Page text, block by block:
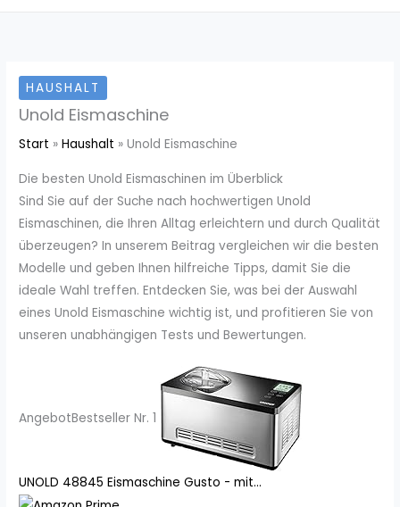
HAUSHALT
Unold Eismaschine
Start Haushalt Unold Eismaschine
Die besten Unold Eismaschinen im Überblick
Sind Sie auf der Suche nach hochwertigen Unold
Eismaschinen, die Ihren Alltag erleichtern und durch Qualität
überzeugen? In unserem Beitrag vergleichen wir die besten
Modelle und geben Ihnen hilfreiche Tipps, damit Sie die
ideale Wahl treffen. Entdecken Sie, was bei der Auswahl
eines Unold Eismaschine wichtig ist, und profitieren Sie von
unseren unabhängigen Tests und Bewertungen.
AngebotBestseller Nr. 1
UNOLD 48845 Eismaschine Gusto - mit...